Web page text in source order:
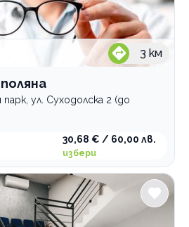
3 км
ул. Суходолска 2 (до
30,68 € / 60,00 лв.
избери
Гео Милев
медицина